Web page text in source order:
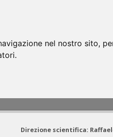
nel nostro sito,
Direzione scientifica: